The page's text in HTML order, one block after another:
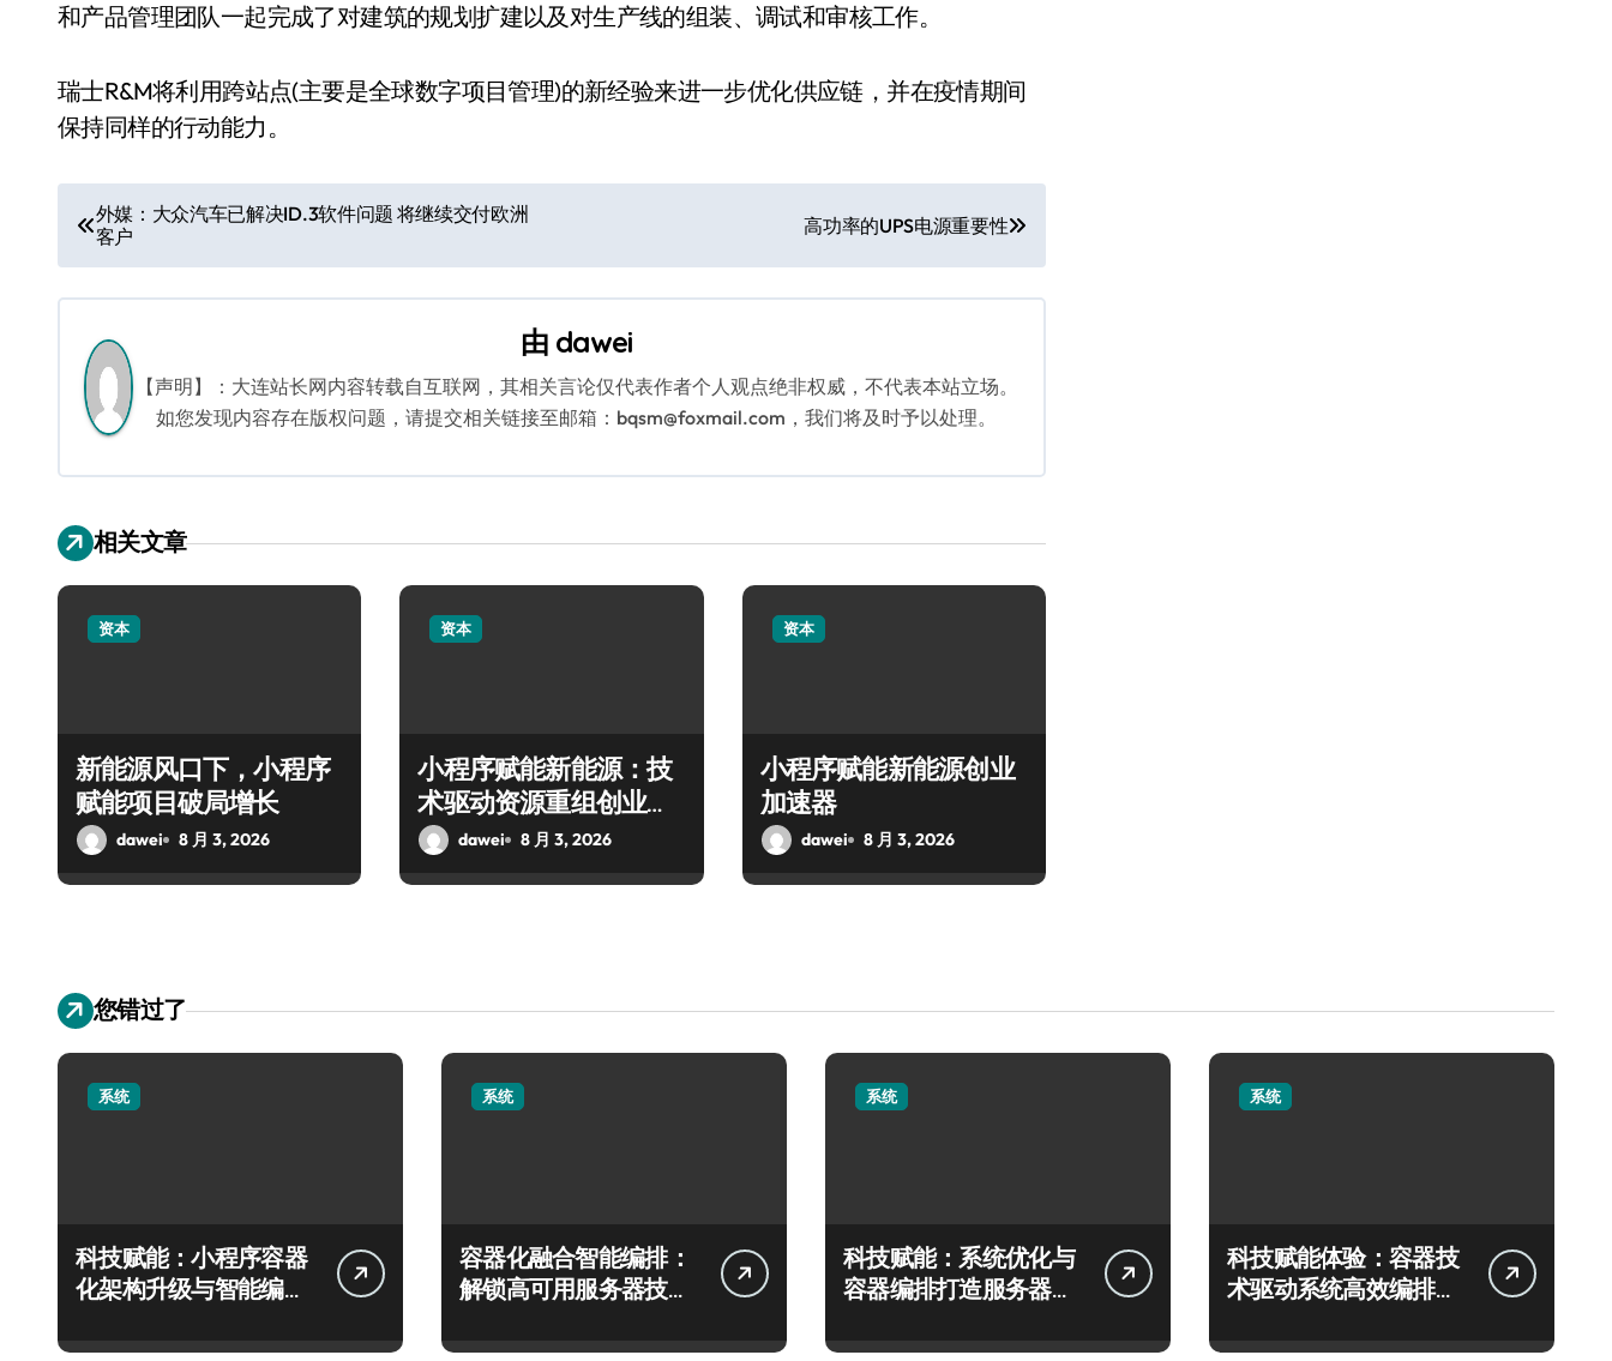
和产品管理团队一起完成了对建筑的规划扩建以及对生产线的组装、调试和审核工作。
瑞士R&M将利用跨站点(主要是全球数字项目管理)的新经验来进一步优化供应链，并在疫情期间
保持同样的行动能力。
文
章
导
航
外媒：大众汽车已解决ID.3软件问题 将继续交付欧洲
客户
高功率的UPS电源重要性
由 dawei
【声明】：大连站长网内容转载自互联网，其相关言论仅代表作者个人观点绝非权威，不代表本站立场。
如您发现内容存在版权问题，请提交相关链接至邮箱：bqsm@foxmail.com，我们将及时予以处理。
相关文章
资本
新能源风口下，小程序
赋能项目破局增长
dawei 8 月 3, 2026
资本
小程序赋能新能源：技
术驱动资源重组创业新
纪元dawei 8 月 3, 2026
资本
小程序赋能新能源创业
加速器
dawei 8 月 3, 2026
您错过了
系统
科技赋能：小程序容器
化架构升级与智能编排
系统
容器化融合智能编排：
解锁高可用服务器技术
系统
科技赋能：系统优化与
容器编排打造服务器运
系统
科技赋能体验：容器技
术驱动系统高效编排新